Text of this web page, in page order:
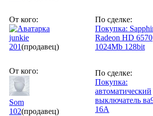
От кого:
junkie
201(продавец)
По сделке:
Покупка:
Radeon HD 6570
1024Mb 128bit
От кого:
Som
102(продавец)
По сделке:
Покупка:
автоматический
выключатель
16А